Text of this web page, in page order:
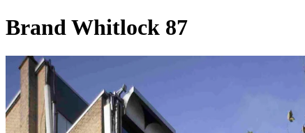
Brand Whitlock 87